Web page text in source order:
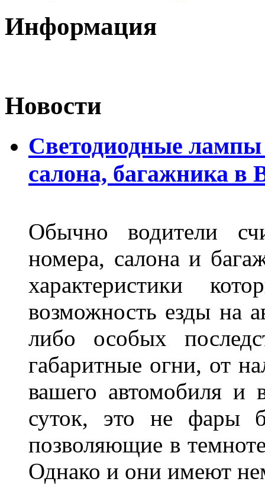
Информация
Новости
Светодиодные лампы
салона, багажника в
Обычно водители
номера, салона и
характеристики
возможность езды на
либо особых
габаритные огни, от
вашего автомобиля и
суток, это не фары
позволяющие в
Однако и они имеют